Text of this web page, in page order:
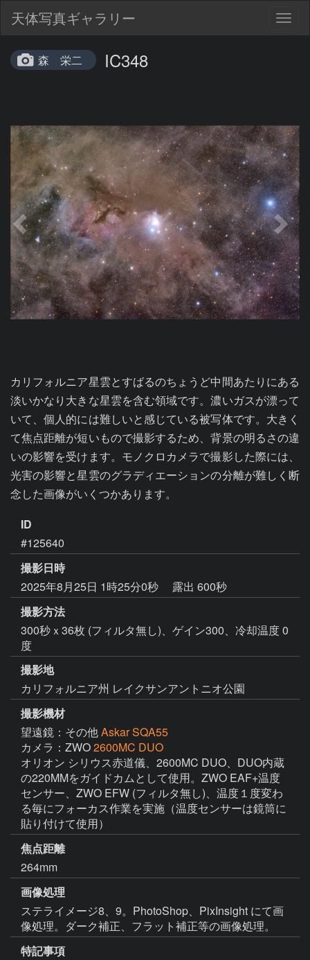
天体写真ギャラリー
森 栄二 IC348
カリフォルニア星雲とすばるのちょうど中間あたりにある
淡いかなり大きな星雲を含む領域です。濃いガスが漂って
いて、個人的には難しいと感じている被写体です。大きく
て焦点距離が短いもので撮影するため、背景の明るさの違
いの影響を受けます。モノクロカメラで撮影した際には、
光害の影響と星雲のグラディエーションの分離が難しく断
念した画像がいくつかあります。
ID
#125640
撮影日時
2025年8月25日 1時25分0秒
露出 600秒
撮影方法
300秒ｘ36枚 (フィルタ無し)、ゲイン300、冷却温度 0
度
撮影地
カリフォルニア州 レイクサンアントニオ公園
撮影機材
望遠鏡：その他Askar SQA55
カメラ：ZWO2600MC DUO
オリオン シリウス赤道儀、2600MC DUO、DUO内蔵
の220MMをガイドカムとして使用。ZWO EAF+温度
センサー、ZWO EFW (フィルタ無し)、温度１度変わ
る毎にフォーカス作業を実施（温度センサーは鏡筒に
貼り付けて使用）
焦点距離
264mm
画像処理
ステライメージ8、9。PhotoShop、PixInsight にて画
像処理。ダーク補正、フラット補正等の画像処理。
特記事項